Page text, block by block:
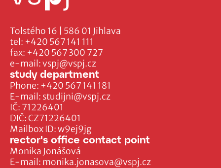
Tolstého 16 | 586 01 Jihlava
tel: +420 567 141 111
fax: +420 567 300 727
e-mail:vspj@vspj.cz
IČ: 71226401
DIČ: CZ71226401
Mailbox ID: w9ej9jg
study department
Phone: +420 567 141 181
E-mail: studijni@vspj.cz
rector's office contact point
Monika Jonášová
E-mail: monika.jonasova@vspj.cz